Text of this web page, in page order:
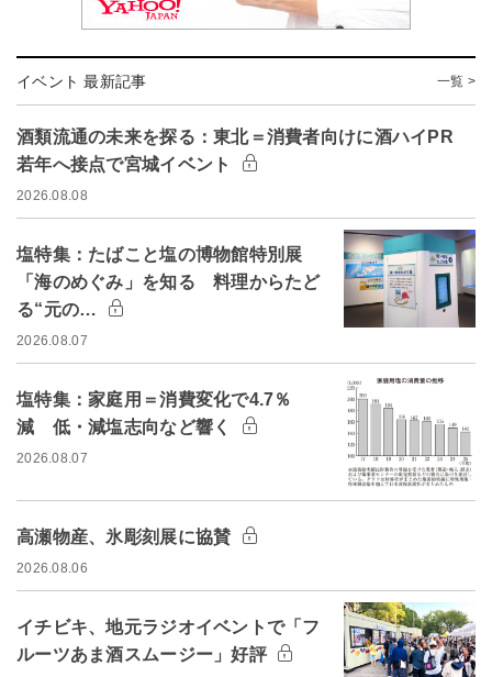
イベント 最新記事 一覧 >
酒類流通の未来を探る：東北＝消費者向けに酒ハイPR
若年へ接点で宮城イベント
2026.08.08
塩特集：たばこと塩の博物館特別展
「海のめぐみ」を知る 料理からたど
る“元の…
2026.08.07
塩特集：家庭用＝消費変化で4.7％
減 低・減塩志向など響く
2026.08.07
高瀬物産、氷彫刻展に協賛
2026.08.06
イチビキ、地元ラジオイベントで「フ
ルーツあま酒スムージー」好評